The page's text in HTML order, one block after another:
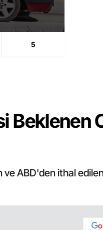
5
ABD'den ithal